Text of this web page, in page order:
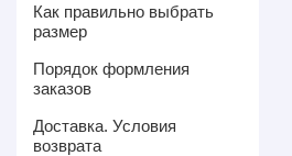
Как правильно выбрать
размер
Порядок формления
заказов
Доставка. Условия
возврата